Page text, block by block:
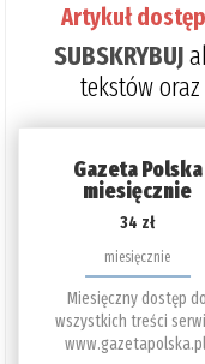
Artykuł
SUBSKRYBUJ
tekstów
Gazeta Polska
miesięcznie
34 zł
miesięcznie
Miesięczny dostęp do
wszystkich treści